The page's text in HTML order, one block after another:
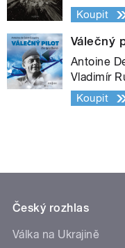
Koupit
Válečný
Antoine
Vladimír
Koupit
Český rozhlas
Válka na Ukrajině